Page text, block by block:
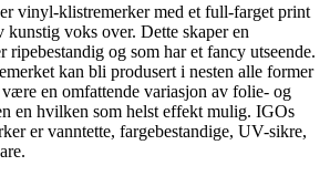
vinyl-klistremerker med et full-farget print
kunstig voks over. Dette skaper en
ripebestandig og som har et fancy utseende.
kan bli produsert i nesten alle former
en omfattende variasjon av folie- og
en hvilken som helst effekt mulig. IGOs
er vanntette, fargebestandige, UV-sikre,